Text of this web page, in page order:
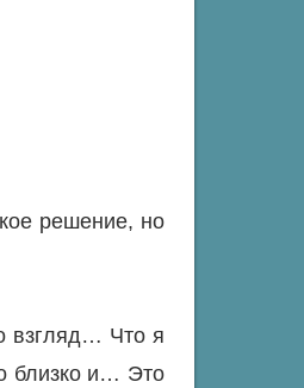
решение, но
взгляд… Что я
близко и… Это